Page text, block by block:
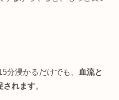
分浸かるだけでも、
血流と
されます。